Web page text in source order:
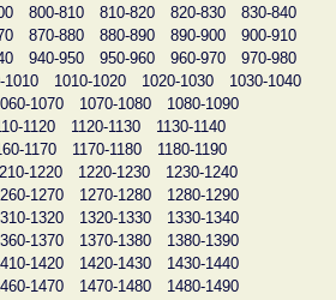
800-810 810-820 820-830
830-840
870-880 880-890 890-900
900-910
940-950 950-960 960-970
970-980
1010 1010-1020 1020-1030
1030-1040
1070 1070-1080
1080-1090
1120 1120-1130
1130-1140
1170 1170-1180
1180-1190
1220 1220-1230
1230-1240
1270 1270-1280
1280-1290
1320 1320-1330
1330-1340
1370 1370-1380
1380-1390
1420 1420-1430
1430-1440
1470 1470-1480
1480-1490